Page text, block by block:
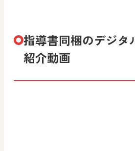
指導書同梱のデジタ
紹介動画